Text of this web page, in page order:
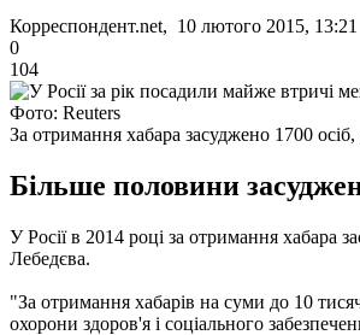
Корреспондент.net, 10 лютого 2015, 13:21
0
104
Фото: Reuters
За отримання хабара засуджено 1700
Більше половини
У Росії в 2014 році за отримання хабара
Лебедєва.
"За отримання хабарів на суми до 10
охорони здоров'я і соціального